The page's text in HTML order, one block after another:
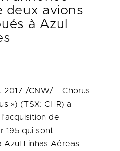
deux avions
à Azul
2017 /CNW/ – Chorus
») (TSX: CHR) a
de
195 qui sont
Linhas Aéreas